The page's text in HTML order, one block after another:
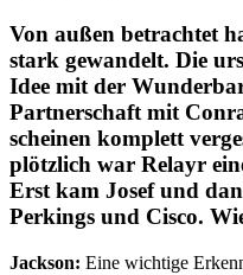
Von außen betrachtet
stark gewandelt. Die
Idee mit der
Partnerschaft mit
scheinen komplett
plötzlich war Relayr
Erst kam Josef und
Perkings und Cisco.
Jackson: Eine wichtige